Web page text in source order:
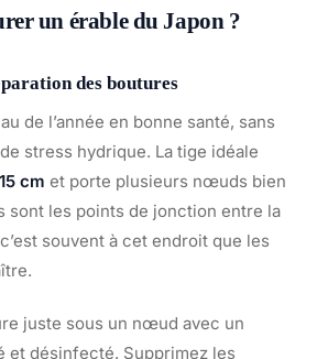
un érable du Japon ?
des boutures
de l’année en bonne santé, sans
stress hydrique. La tige idéale
cm et porte plusieurs nœuds bien
sont les points de jonction entre la
souvent à cet endroit que les
juste sous un nœud avec un
et désinfecté. Supprimez les